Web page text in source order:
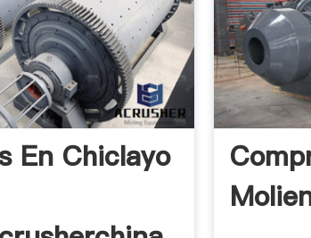
En Chiclayo